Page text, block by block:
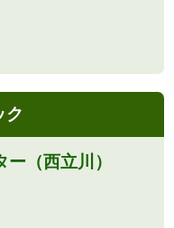
ク
（西立川）